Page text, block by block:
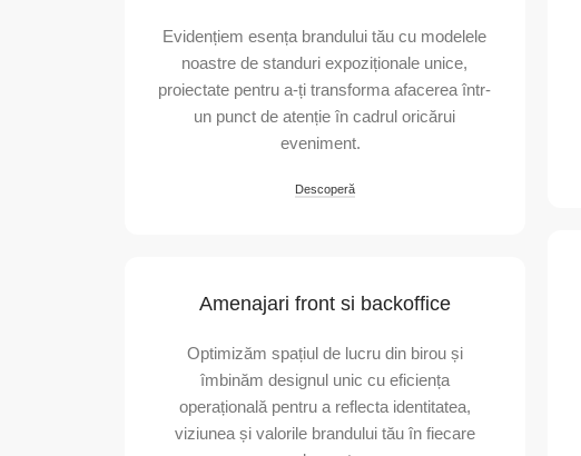
Evidențiem esența brandului tău cu modelele
noastre de standuri expoziționale unice,
proiectate pentru a-ți transforma afacerea într-
un punct de atenție în cadrul oricărui
eveniment.
Descoperă
Amenajari front si backoffice
Optimizăm spațiul de lucru din birou și
îmbinăm designul unic cu eficiența
operațională pentru a reflecta identitatea,
viziunea și valorile brandului tău în fiecare